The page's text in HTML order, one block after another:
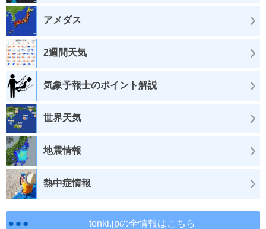
アメダス
2週間天気
気象予報士のポイント解説
世界天気
地震情報
熱中症情報
tenki.jpの全情報はこちら